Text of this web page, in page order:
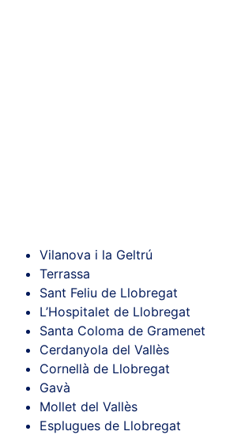
Vilanova i la Geltrú
Terrassa
Sant Feliu de Llobregat
L’Hospitalet de Llobregat
Santa Coloma de Gramenet
Cerdanyola del Vallès
Cornellà de Llobregat
Gavà
Mollet del Vallès
Esplugues de Llobregat